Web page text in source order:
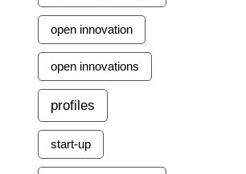
open innovation
open innovations
profiles
start-up